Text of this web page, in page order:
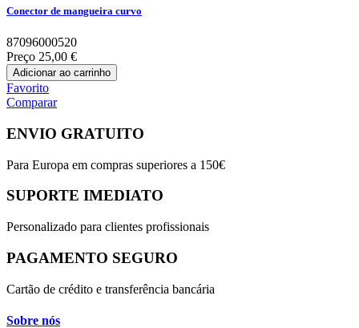
Conector de mangueira curvo
87096000520
Preço 25,00 €
Adicionar ao carrinho
Favorito
Comparar
ENVIO GRATUITO
Para Europa em compras superiores a 150€
SUPORTE IMEDIATO
Personalizado para clientes profissionais
PAGAMENTO SEGURO
Cartão de crédito e transferência bancária
Sobre nós